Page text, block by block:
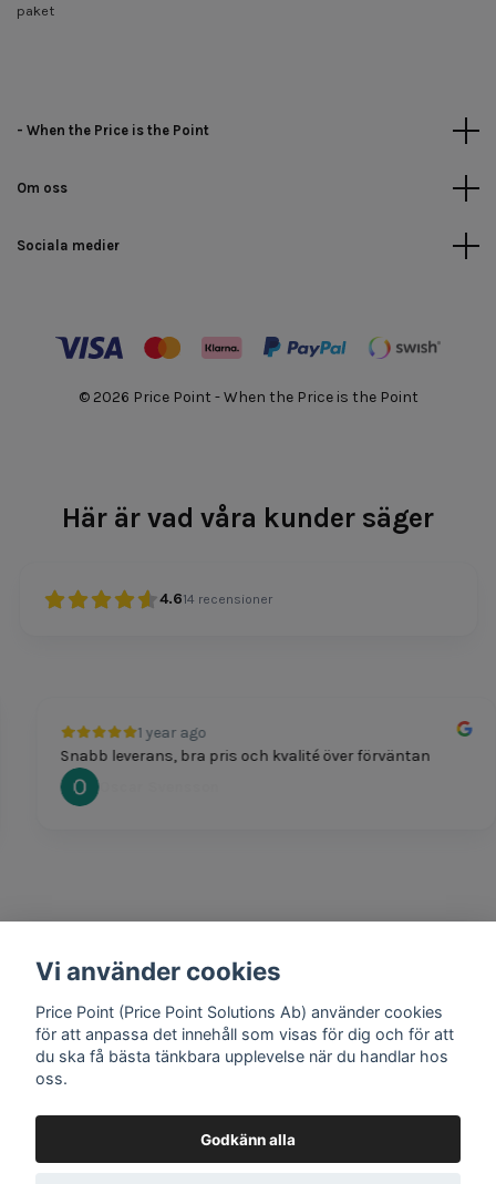
paket
- When the Price is the Point
Om oss
Sociala medier
© 2026 Price Point - When the Price is the Point
Här är vad våra kunder säger
4.614 recensioner
1 year ago
Snabb leverans, bra pris och kvalité över förväntan
Oscar Svensson
1 year ago
Mathias Johansson
Vi använder cookies
Price Point (Price Point Solutions Ab) använder cookies
för att anpassa det innehåll som visas för dig och för att
du ska få bästa tänkbara upplevelse när du handlar hos
oss.
Godkänn alla